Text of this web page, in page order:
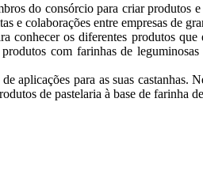
do consórcio para criar produtos
colaborações entre empresas de
os diferentes produtos
com farinhas de
aplicações para as suas
de pastelaria à base de farinha